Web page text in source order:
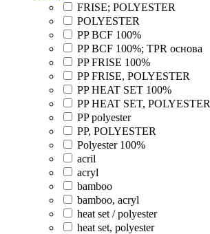
FRISE; POLYESTER
POLYESTER
PP BCF 100%
PP BCF 100%; TPR основа
PP FRISE 100%
PP FRISE, POLYESTER
PP HEAT SET 100%
PP HEAT SET, POLYESTER
PP polyester
PP, POLYESTER
Polyester 100%
acril
acryl
bamboo
bamboo, acryl
heat set / polyester
heat set, polyester